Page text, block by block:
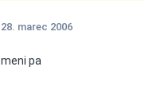
28. marec 2006
meni pa